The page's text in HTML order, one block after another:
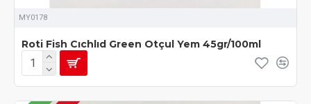
MY0178
Roti Fish Cıchlıd Green Otçul Yem 45gr/100ml